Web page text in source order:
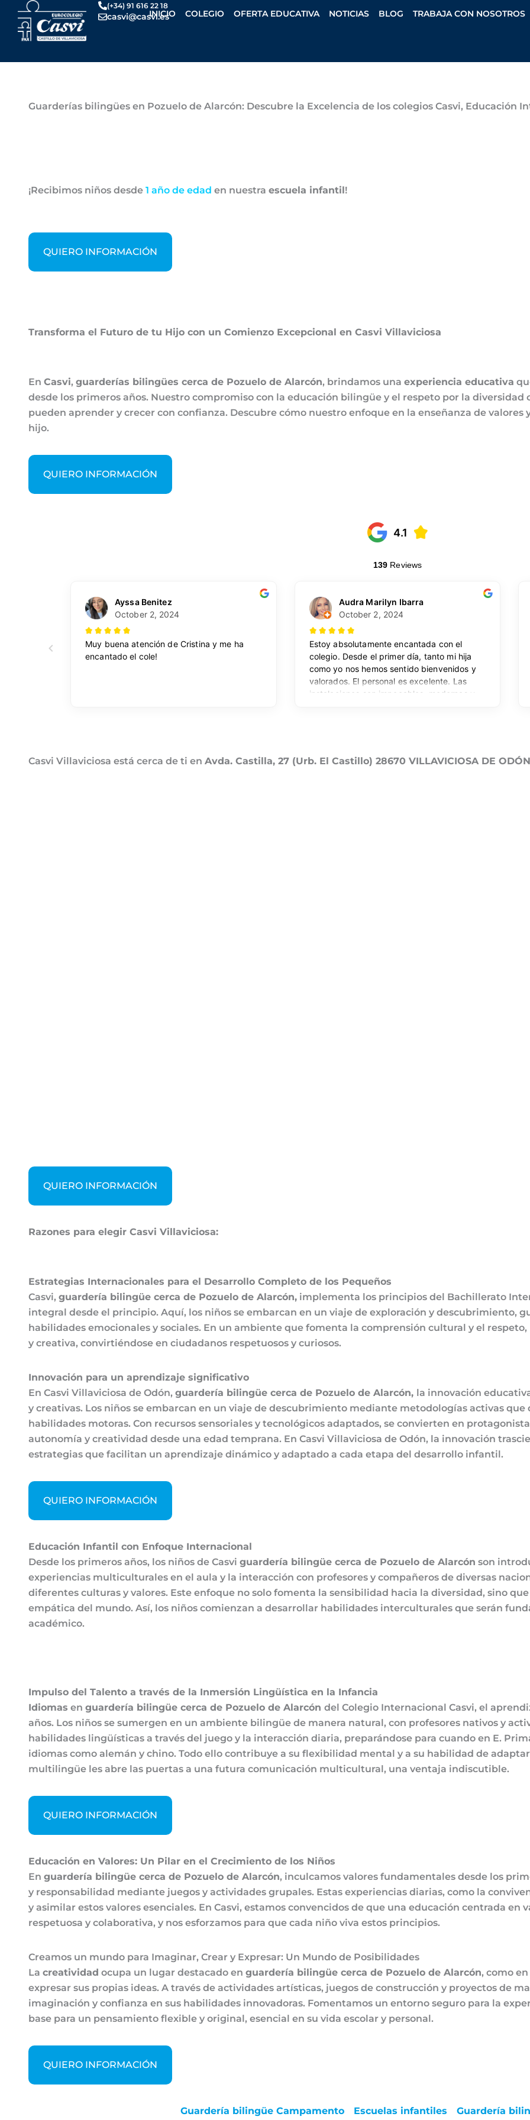
contenido
(+34) 91 616 22 18
casvi@casvi.es
INICIO COLEGIO OFERTA EDUCATIVA NOTICIAS BLOG TRABAJA CON NOSOTROS
Guarderías bilingües en Pozuelo de Alarcón: Descubre la Excelencia de los colegios Casvi, Educación
¡Recibimos niños desde 1 año de edad en nuestra escuela infantil!
QUIERO INFORMACIÓN
Transforma el Futuro de tu Hijo con un Comienzo Excepcional en Casvi Villaviciosa
En Casvi, guarderías bilingües cerca de Pozuelo de Alarcón, brindamos una experiencia educativa
desde los primeros años. Nuestro compromiso con la educación bilingüe y el respeto por la
pueden aprender y crecer con confianza. Descubre cómo nuestro enfoque en la enseñanza de
hijo.
QUIERO INFORMACIÓN
Casvi Villaviciosa está cerca de ti en Avda. Castilla, 27 (Urb. El Castillo) 28670 VILLAVICIOSA DE ODÓN
QUIERO INFORMACIÓN
Razones para elegir Casvi Villaviciosa:
Estrategias Internacionales para el Desarrollo Completo de los Pequeños
Casvi, guardería bilingüe cerca de Pozuelo de Alarcón, implementa los principios del Bachillerato
integral desde el principio. Aquí, los niños se embarcan en un viaje de exploración y descubrimiento,
habilidades emocionales y sociales. En un ambiente que fomenta la comprensión cultural y el
y creativa, convirtiéndose en ciudadanos respetuosos y curiosos.
Innovación para un aprendizaje significativo
En Casvi Villaviciosa de Odón, guardería bilingüe cerca de Pozuelo de Alarcón, la innovación
y creativas. Los niños se embarcan en un viaje de descubrimiento mediante metodologías activas
habilidades motoras. Con recursos sensoriales y tecnológicos adaptados, se convierten en
autonomía y creatividad desde una edad temprana. En Casvi Villaviciosa de Odón, la innovación
estrategias que facilitan un aprendizaje dinámico y adaptado a cada etapa del desarrollo infantil.
QUIERO INFORMACIÓN
Educación Infantil con Enfoque Internacional
Desde los primeros años, los niños de Casvi guardería bilingüe cerca de Pozuelo de Alarcón son
experiencias multiculturales en el aula y la interacción con profesores y compañeros de diversas
diferentes culturas y valores. Este enfoque no solo fomenta la sensibilidad hacia la diversidad, sino
empática del mundo. Así, los niños comienzan a desarrollar habilidades interculturales que serán
académico.
Impulso del Talento a través de la Inmersión Lingüística en la Infancia
Idiomas en guardería bilingüe cerca de Pozuelo de Alarcón del Colegio Internacional Casvi, el
años. Los niños se sumergen en un ambiente bilingüe de manera natural, con profesores nativos y
habilidades lingüísticas a través del juego y la interacción diaria, preparándose para cuando en E.
idiomas como alemán y chino. Todo ello contribuye a su flexibilidad mental y a su habilidad de
multilingüe les abre las puertas a una futura comunicación multicultural, una ventaja indiscutible.
QUIERO INFORMACIÓN
Educación en Valores: Un Pilar en el Crecimiento de los Niños
En guardería bilingüe cerca de Pozuelo de Alarcón, inculcamos valores fundamentales desde los
y responsabilidad mediante juegos y actividades grupales. Estas experiencias diarias, como la
y asimilar estos valores esenciales. En Casvi, estamos convencidos de que una educación centrada en
respetuosa y colaborativa, y nos esforzamos para que cada niño viva estos principios.
Creamos un mundo para Imaginar, Crear y Expresar: Un Mundo de Posibilidades
La creatividad ocupa un lugar destacado en guardería bilingüe cerca de Pozuelo de Alarcón, como en
expresar sus propias ideas. A través de actividades artísticas, juegos de construcción y proyectos de
imaginación y confianza en sus habilidades innovadoras. Fomentamos un entorno seguro para la
base para un pensamiento flexible y original, esencial en su vida escolar y personal.
QUIERO INFORMACIÓN
Guardería bilingüe Campamento Escuelas infantiles Guardería